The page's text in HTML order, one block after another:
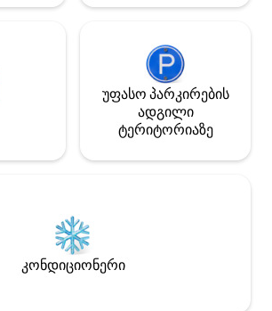
უფასო პარკირების
ადგილი
ტერიტორიაზე
კონდიციონერი